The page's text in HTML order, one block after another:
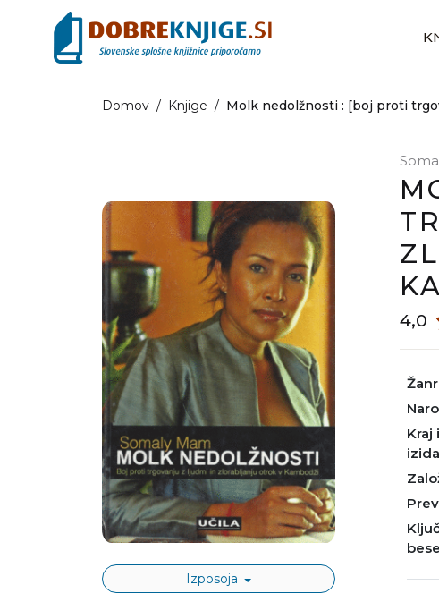
Domov / Knjige / Molk nedolžnosti : [boj proti
Izposoja
4,0
Žanr
Kraj in leto
izida
Ključne